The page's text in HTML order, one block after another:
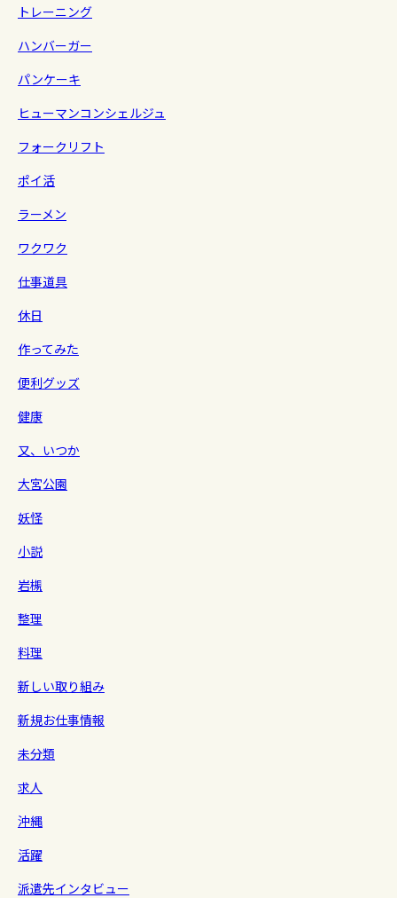
トレーニング
ハンバーガー
パンケーキ
ヒューマンコンシェルジュ
フォークリフト
ポイ活
ラーメン
ワクワク
仕事道具
休日
作ってみた
便利グッズ
健康
又、いつか
大宮公園
妖怪
小説
岩槻
整理
料理
新しい取り組み
新規お仕事情報
未分類
求人
沖縄
活躍
派遣先インタビュー